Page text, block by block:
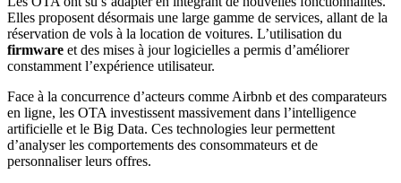
Elles proposent désormais une large gamme de services, allant de la
réservation de vols à la location de voitures. L’utilisation du
firmware et des mises à jour logicielles a permis d’améliorer
constamment l’expérience utilisateur.
Face à la concurrence d’acteurs comme Airbnb et des comparateurs
en ligne, les OTA investissent massivement dans l’intelligence
artificielle et le Big Data. Ces technologies leur permettent
d’analyser les comportements des consommateurs et de
personnaliser leurs offres.